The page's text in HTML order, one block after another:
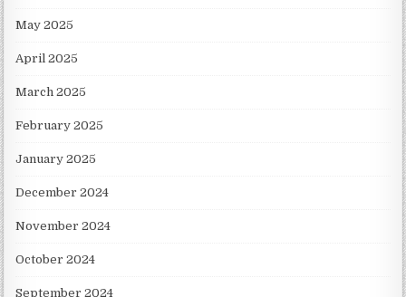
May 2025
April 2025
March 2025
February 2025
January 2025
December 2024
November 2024
October 2024
September 2024